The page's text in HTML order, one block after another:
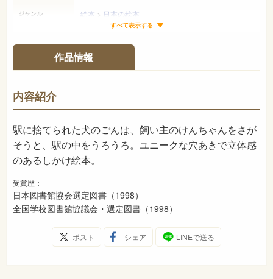
ジャンル 絵本 > 日本の絵本
32ページ
ISBN 978-4-03-340170-6
NDC
発売日 1998年6月
すべて表示する
作品情報
内容紹介
駅に捨てられた犬のごんは、飼い主のけんちゃんをさが
そうと、駅の中をうろうろ。ユニークな穴あきで立体感
のあるしかけ絵本。
受賞歴：
日本図書館協会選定図書（1998）
全国学校図書館協議会・選定図書（1998）
ポスト シェア LINEで送る